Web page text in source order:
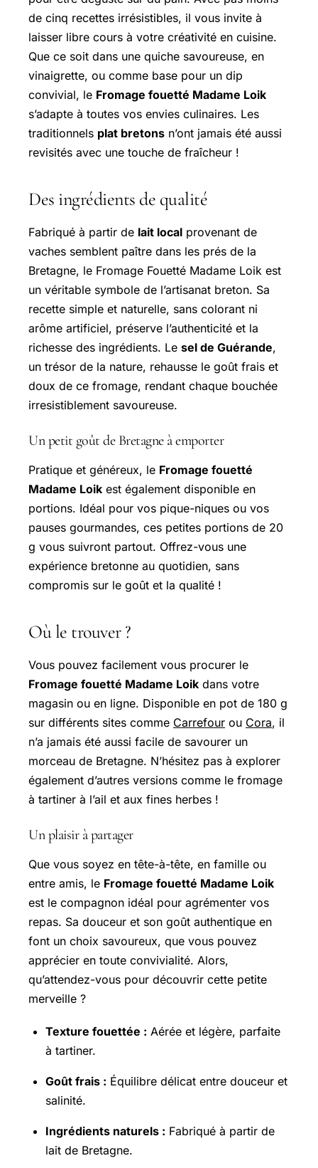
de cinq recettes irrésistibles, il vous invite à
laisser libre cours à votre créativité en cuisine.
Que ce soit dans une quiche savoureuse, en
vinaigrette, ou comme base pour un dip
convivial, le Fromage fouetté Madame Loik
s’adapte à toutes vos envies culinaires. Les
traditionnels plat bretons n’ont jamais été aussi
revisités avec une touche de fraîcheur !
Des ingrédients de qualité
Fabriqué à partir de lait local provenant de
vaches semblent paître dans les prés de la
Bretagne, le Fromage Fouetté Madame Loik est
un véritable symbole de l’artisanat breton. Sa
recette simple et naturelle, sans colorant ni
arôme artificiel, préserve l’authenticité et la
richesse des ingrédients. Le sel de Guérande,
un trésor de la nature, rehausse le goût frais et
doux de ce fromage, rendant chaque bouchée
irresistiblement savoureuse.
Un petit goût de Bretagne à emporter
Pratique et généreux, le Fromage fouetté
Madame Loik est également disponible en
portions. Idéal pour vos pique-niques ou vos
pauses gourmandes, ces petites portions de 20
g vous suivront partout. Offrez-vous une
expérience bretonne au quotidien, sans
compromis sur le goût et la qualité !
Où le trouver ?
Vous pouvez facilement vous procurer le
Fromage fouetté Madame Loik dans votre
magasin ou en ligne. Disponible en pot de 180 g
sur différents sites comme Carrefour ou Cora, il
n’a jamais été aussi facile de savourer un
morceau de Bretagne. N’hésitez pas à explorer
également d’autres versions comme le fromage
à tartiner à l’ail et aux fines herbes !
Un plaisir à partager
Que vous soyez en tête-à-tête, en famille ou
entre amis, le Fromage fouetté Madame Loik
est le compagnon idéal pour agrémenter vos
repas. Sa douceur et son goût authentique en
font un choix savoureux, que vous pouvez
apprécier en toute convivialité. Alors,
qu’attendez-vous pour découvrir cette petite
merveille ?
Texture fouettée : Aérée et légère, parfaite
à tartiner.
Goût frais : Équilibre délicat entre douceur et
salinité.
Ingrédients naturels : Fabriqué à partir de
lait de Bretagne.